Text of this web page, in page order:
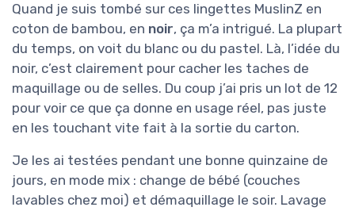
Quand je suis tombé sur ces lingettes MuslinZ en
coton de bambou, en noir, ça m’a intrigué. La plupart
du temps, on voit du blanc ou du pastel. Là, l’idée du
noir, c’est clairement pour cacher les taches de
maquillage ou de selles. Du coup j’ai pris un lot de 12
pour voir ce que ça donne en usage réel, pas juste
en les touchant vite fait à la sortie du carton.
Je les ai testées pendant une bonne quinzaine de
jours, en mode mix : change de bébé (couches
lavables chez moi) et démaquillage le soir. Lavage